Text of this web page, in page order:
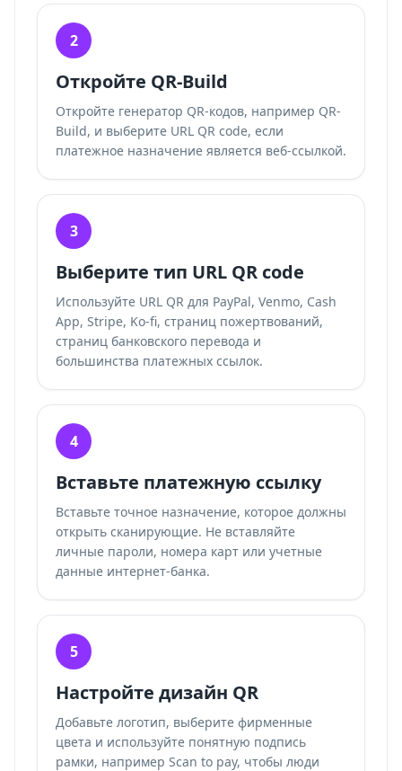
2
Откройте QR-Build
Откройте генератор QR-кодов, например QR-
Build, и выберите URL QR code, если
платежное назначение является веб-ссылкой.
3
Выберите тип URL QR code
Используйте URL QR для PayPal, Venmo, Cash
App, Stripe, Ko-fi, страниц пожертвований,
страниц банковского перевода и
большинства платежных ссылок.
4
Вставьте платежную ссылку
Вставьте точное назначение, которое должны
открыть сканирующие. Не вставляйте
личные пароли, номера карт или учетные
данные интернет-банка.
5
Настройте дизайн QR
Добавьте логотип, выберите фирменные
цвета и используйте понятную подпись
рамки, например Scan to pay, чтобы люди